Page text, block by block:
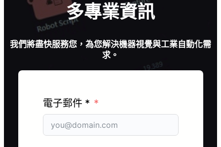
多專業資訊
我們將盡快服務您，為您解決機器視覺與工業自動化需
求。
電子郵件 *